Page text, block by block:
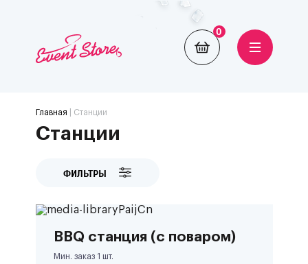
0
Главная | Станции
Станции
ФИЛЬТРЫ
BBQ станция (с поваром)
Мин. заказ 1 шт.